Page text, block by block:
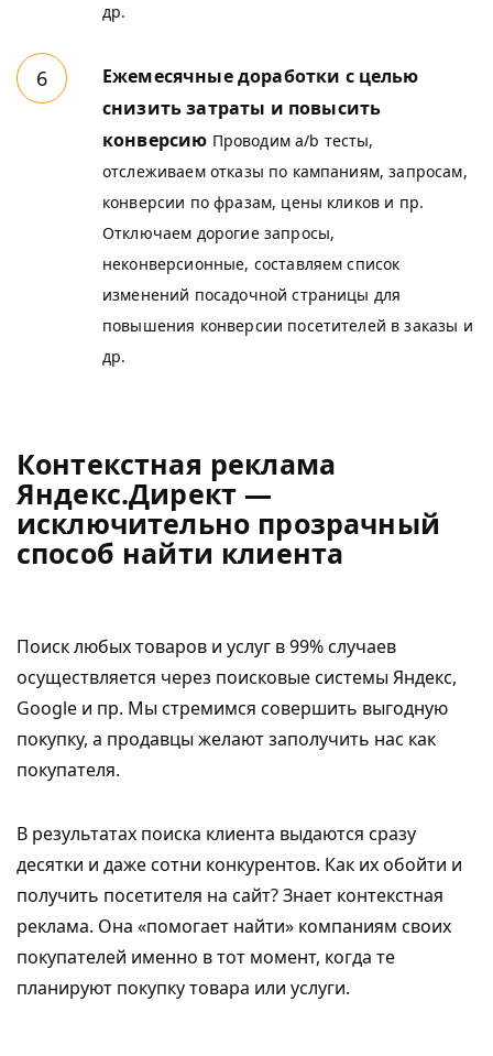
др.
Ежемесячные доработки с целью
снизить затраты и повысить
конверсию Проводим a/b тесты,
отслеживаем отказы по кампаниям, запросам,
конверсии по фразам, цены кликов и пр.
Отключаем дорогие запросы,
неконверсионные, составляем список
изменений посадочной страницы для
повышения конверсии посетителей в заказы и
др.
Контекстная реклама
Яндекс.Директ —
исключительно прозрачный
способ найти клиента
Поиск любых товаров и услуг в 99% случаев
осуществляется через поисковые системы Яндекс,
Google и пр. Мы стремимся совершить выгодную
покупку, а продавцы желают заполучить нас как
покупателя.
В результатах поиска клиента выдаются сразу
десятки и даже сотни конкурентов. Как их обойти и
получить посетителя на сайт? Знает контекстная
реклама. Она «помогает найти» компаниям своих
покупателей именно в тот момент, когда те
планируют покупку товара или услуги.